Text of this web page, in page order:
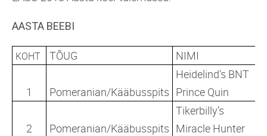
AASTA BEEBI
KOHT TÕUG NIMI
1 Pomeranian/Kääbusspits
Heidelind's BNT
Prince Quin
2 Pomeranian/Kääbusspits
Tikerbilly’s
Miracle Hunter